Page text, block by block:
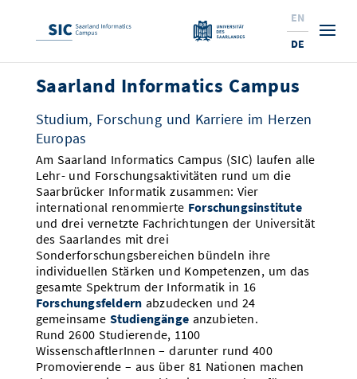
Studium
Interessierte & BewerberInnen
Studienangebot
Angebote für SchülerInnen
10 Gründe für den SIC
NEU: Internationale Studiengänge
Neu am SIC?
Studierende
Aktuelle Semesterinfos
Beratung für Studierende
Lehrveranstaltungen & AnsprechpartnerInnen
Semestertermine & Klausuren
Prüfungsangelegenheiten
Vom Studium in den Beruf
Service
Service und Support
ProfessorInnen
Stellenangebote
Bibliothek
Forschung
Institute & Forschungsthemen
Forschungsinstitutionen
Ranking
Forschungsfelder
ProfessorInnen
Forschungsgruppen
Bibliothek
Karrierewege
Promotion
Gründen & Investieren
Stellenangebote
News
Preise, Auszeichnungen und Förderungen
Forschungshighlights
Termine, Vorträge und Veranstaltungen
Wirtschaft
Technologietransfer
Innovationsstandort
Expertise am SIC
Kooperieren & Investieren
Forschungsinstitutionen
News & Termine
Forschungshighlights
Termine, Vorträge und Veranstaltungen
Pressemeldungen
News
Über Uns
Saarland Informatics Campus
Standort
Forschungsinstitutionen
Marketing & Öffentlichkeitsarbeit
Pressespiegel
Kontakte & Anfahrt
EN
DE
Saarland Informatics Campus
Studium, Forschung und Karriere im Herzen
Europas
Am Saarland Informatics Campus (SIC) laufen alle
Lehr- und Forschungsaktivitäten rund um die
Saarbrücker Informatik zusammen: Vier
international renommierte Forschungsinstitute
und drei vernetzte Fachrichtungen der Universität
des Saarlandes mit drei
Sonderforschungsbereichen bündeln ihre
individuellen Stärken und Kompetenzen, um das
gesamte Spektrum der Informatik in 16
Forschungsfeldern abzudecken und 24
gemeinsame Studiengängeanzubieten.
Rund 2600 Studierende, 1100
WissenschaftlerInnen – darunter rund 400
Promovierende – aus über 81 Nationen machen